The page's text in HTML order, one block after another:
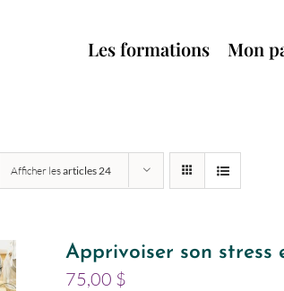
Les formations Mon
Afficher lesarticles 24
Apprivoiser son stress
75,00 $